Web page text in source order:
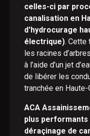
celles-ci par
canalisation en
d'hydrocurage
électrique). Cette
les racines
à l’aide d’un jet
de libérer les
tranchée en Haute-
ACA
plus
déraçinage de